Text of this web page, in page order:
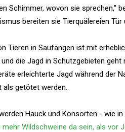
Schimmer, wovon sie sprechen,"
bereiten sie Tierquälereien
Tieren in Saufängen ist mit
die Jagd in Schutzgebieten
erleichterte Jagd während der
als getötet werden.
Hauck und Konsorten - wie
Wildschweine da sein, als vor